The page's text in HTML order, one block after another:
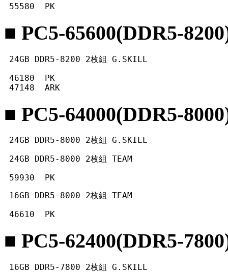
55580  PK
■ PC5-65600(DDR5-
24GB DDR5-8200 2枚組 G.SKILL
46180  PK
47148  ARK
■ PC5-64000(DDR5-
24GB DDR5-8000 2枚組 G.SKILL
24GB DDR5-8000 2枚組 TEAM
59930  PK
16GB DDR5-8000 2枚組 TEAM
46610  PK
■ PC5-62400(DDR5-
16GB DDR5-7800 2枚組 G.SKILL